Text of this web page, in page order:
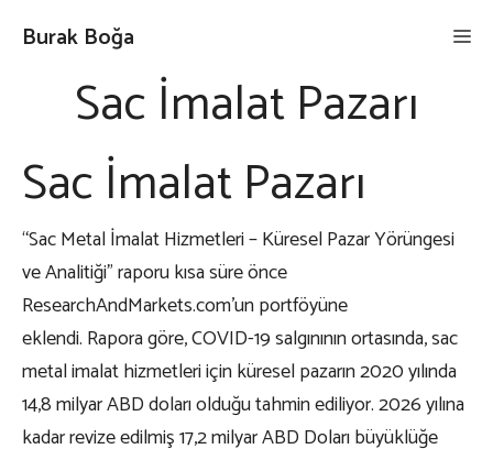
atlaBurak Boğa
Sac İmalat Pazarı
Sac İmalat Pazarı
“Sac Metal İmalat Hizmetleri – Küresel Pazar Yörüngesi
ve Analitiği” raporu kısa süre önce
ResearchAndMarkets.com’un portföyüne
eklendi. Rapora göre, COVID-19 salgınının ortasında, sac
metal imalat hizmetleri için küresel pazarın 2020 yılında
14,8 milyar ABD doları olduğu tahmin ediliyor. 2026 yılına
kadar revize edilmiş 17,2 milyar ABD Doları büyüklüğe